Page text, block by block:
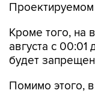
Кроме того, на
будет
Помимо этого,
метро